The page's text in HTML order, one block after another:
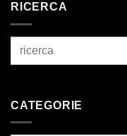
RICERCA
CATEGORIE